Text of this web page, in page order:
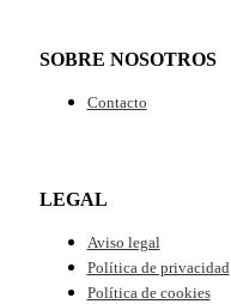
SOBRE NOSOTROS
Contacto
LEGAL
Aviso legal
Política de privacidad
Política de cookies